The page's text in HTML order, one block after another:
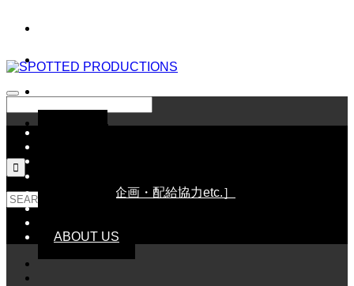

WORKS［企画・配給協力etc.］
ABOUT US